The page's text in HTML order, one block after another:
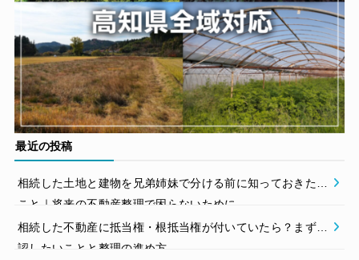
最近の投稿
相続した土地と建物を兄弟姉妹で分ける前に知っておきたい
こと｜将来の不動産整理で困らないために
相続した不動産に抵当権・根抵当権が付いていたら？まず確
認したいことと整理の進め方